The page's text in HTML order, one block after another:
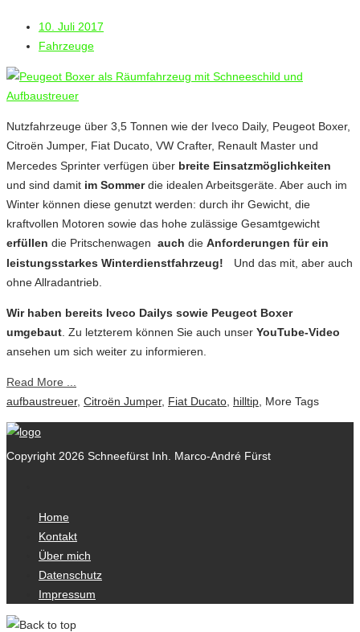
10. Juli 2017
Fahrzeuge
Nutzfahrzeuge über 3,5 Tonnen wie der Iveco Daily, Peugeot Boxer,
Citroën Jumper, Fiat Ducato, VW Crafter, Renault Master und
Mercedes Sprinter verfügen über breite Einsatzmöglichkeiten
und sind damit im Sommerdie idealen Arbeitsgeräte. Aber auch im
Winter können diese genutzt werden: durch ihr Gewicht, die
kraftvollen Motoren sowie das hohe zulässige Gesamtgewicht
erfüllen die Pritschenwagen auch die Anforderungen für ein
leistungsstarkes Winterdienstfahrzeug!
Und das mit, aber auch
ohne Allradantrieb.
Wir haben bereits Iveco Dailys sowie Peugeot Boxer
umgebaut . Zu letzterem können Sie auch unser YouTube-Video
ansehen um sich weiter zu informieren.
Read More ...
aufbaustreuer, Citroën Jumper, Fiat Ducato hilltip More Tags
Copyright 2026 Schneefürst Inh. Marco-André Fürst
Home
Kontakt
Über mich
Datenschutz
Impressum